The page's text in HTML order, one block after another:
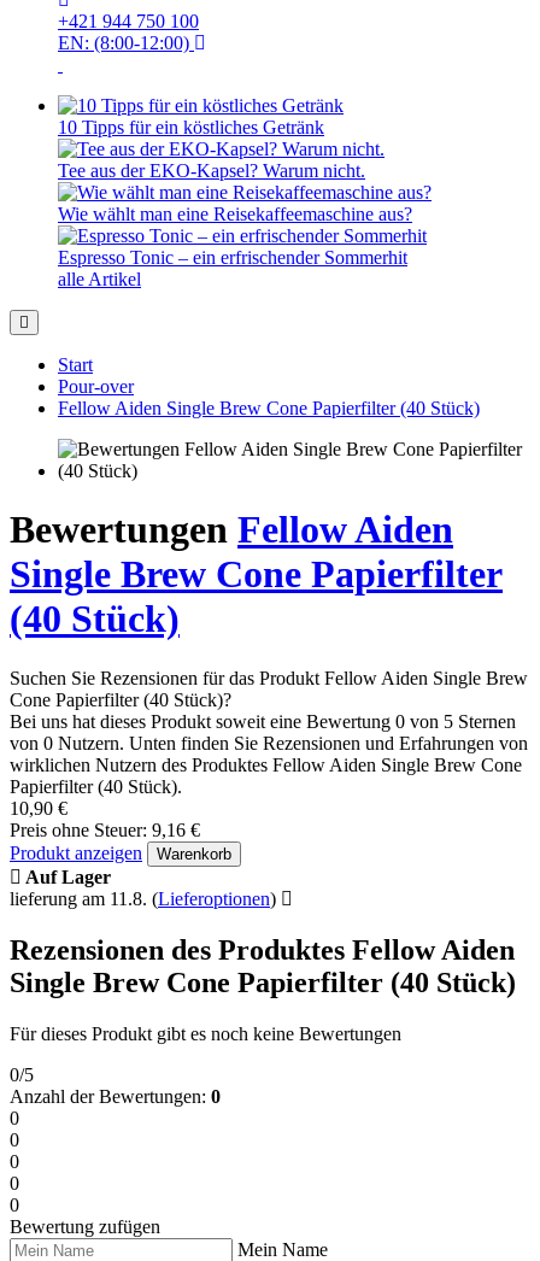
+421 944 750 100
EN: (8:00-12:00)
10 Tipps für ein köstliches Getränk
Tee aus der EKO-Kapsel? Warum nicht.
Wie wählt man eine Reisekaffeemaschine aus?
Espresso Tonic – ein erfrischender Sommerhit
alle Artikel
Start
Pour-over
Fellow Aiden Single Brew Cone Papierfilter (40 Stück)
Bewertungen Fellow Aiden
Single Brew Cone Papierfilter
(40 Stück)
Suchen Sie Rezensionen für das Produkt Fellow Aiden Single Brew
Cone Papierfilter (40 Stück)?
Bei uns hat dieses Produkt soweit eine Bewertung 0 von 5 Sternen
von 0 Nutzern. Unten finden Sie Rezensionen und Erfahrungen von
wirklichen Nutzern des Produktes Fellow Aiden Single Brew Cone
Papierfilter (40 Stück).
10,90 €
Preis ohne Steuer: 9,16 €
Produkt anzeigen
Warenkorb
Auf Lager
lieferung am 11.8. (Lieferoptionen)
Rezensionen des Produktes Fellow Aiden
Single Brew Cone Papierfilter (40 Stück)
Für dieses Produkt gibt es noch keine Bewertungen
0/5
Anzahl der Bewertungen: 0
0
0
0
0
0
Bewertung zufügen
Mein Name